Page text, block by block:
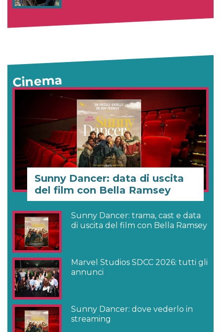
Cinema
Sunny Dancer: data di uscita
del film con Bella Ramsey
Sunny Dancer: trama, cast e data
di uscita del film con Bella Ramsey
Marvel Studios SDCC 2026: tutti gli
annunci
Sunny Dancer: dove vederlo in
streaming